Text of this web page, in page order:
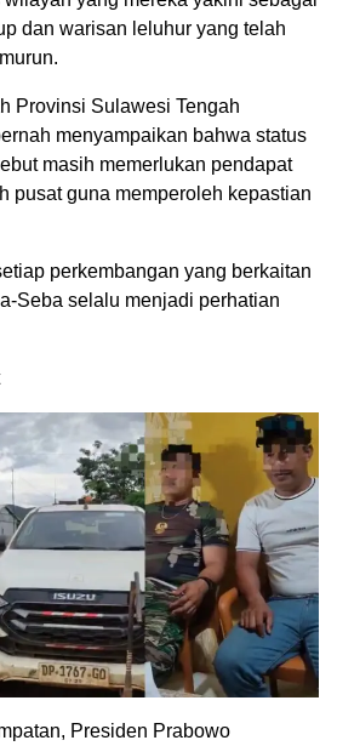
dan warisan leluhur yang telah
Provinsi Sulawesi Tengah
menyampaikan bahwa status
masih memerlukan pendapat
pusat guna memperoleh kepastian
perkembangan yang berkaitan
Seba selalu menjadi perhatian
Presiden Prabowo